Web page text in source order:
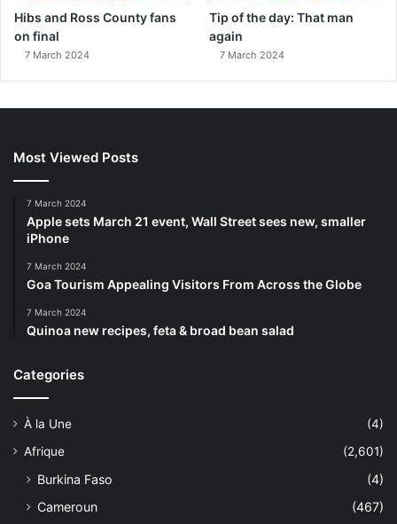
Hibs and Ross County fans
on final
7 March 2024
Tip of the day: That man
again
7 March 2024
Most Viewed Posts
7 March 2024
Apple sets March 21 event, Wall Street sees new, smaller
iPhone
7 March 2024
Goa Tourism Appealing Visitors From Across the Globe
7 March 2024
Quinoa new recipes, feta & broad bean salad
Categories
À la Une
(4)
Afrique
(2,601)
Burkina Faso
(4)
Cameroun
(467)